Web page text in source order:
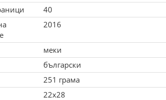
40
2016
меки
български
251 грама
22x28